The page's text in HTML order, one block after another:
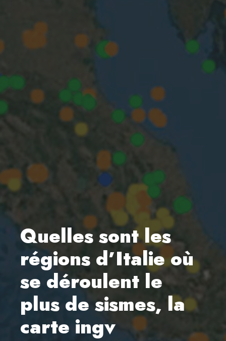
Quelles sont les
régions d’Italie où
se déroulent le
plus de sismes, la
carte ingv